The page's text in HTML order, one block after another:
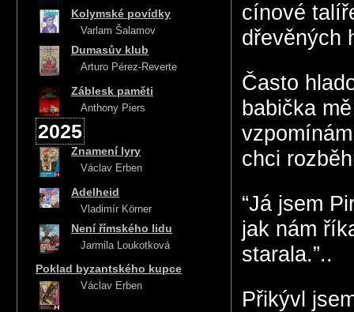
Kolymské povídky
Varlam Šalamov
Dumasův klub
Arturo Pérez-Reverte
Záblesk paměti
Anthony Piers
2025
Znamení lyry
Václav Erben
Adelheid
Vladimír Körner
Není římského lidu
Jarmila Loukotková
Poklad byzantského kupce
Václav Erben
cínové
dřevěných
Často
babička
chci
“Já jsem
jak nám
starala.”..
Přikývl